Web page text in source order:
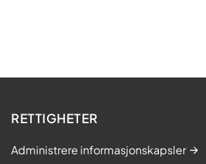
RETTIGHETER
Administrere informasjonskapsler